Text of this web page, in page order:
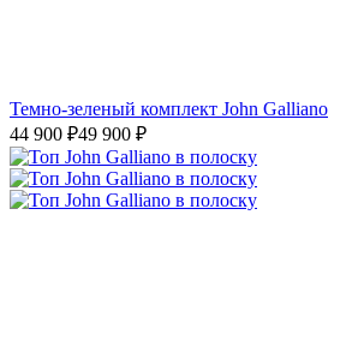
Темно-зеленый комплект John Galliano
44 900 ₽49 900 ₽